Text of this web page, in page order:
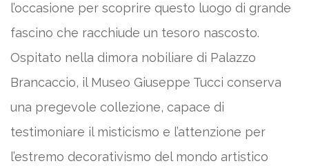
l’occasione per scoprire questo luogo di grande
fascino che racchiude un tesoro nascosto.
Ospitato nella dimora nobiliare di Palazzo
Brancaccio, il Museo Giuseppe Tucci conserva
una pregevole collezione, capace di
testimoniare il misticismo e l’attenzione per
l’estremo decorativismo del mondo artistico